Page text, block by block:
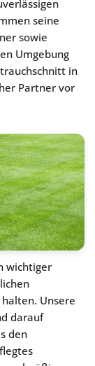
seine
sowie
Umgebung
in
Partner vor
wichtiger
Unsere
darauf
den